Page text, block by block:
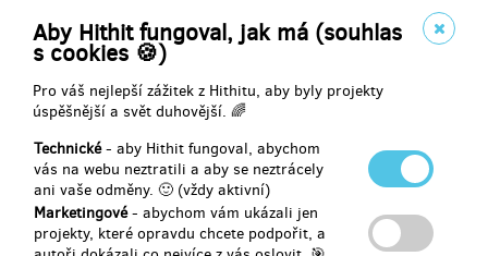
Aby Hithit fungoval, jak má (souhlas
s cookies 🍪)
Pro váš nejlepší zážitek z Hithitu, aby byly projekty
úspěšnější a svět duhovější. 🌈
Technické- aby Hithit fungoval, abychom
vás na webu neztratili a aby se neztrácely
ani vaše odměny. 🙂 (vždy aktivní)
Marketingové- abychom vám ukázali jen
projekty, které opravdu chcete podpořit, a
Kvalitní karamel obohacený o špetku soli.
Kombinace, která si pohraje s vašimi chuťovými pohárky.
A pošlu vám rovnou3 balení (3x55g).
Do poznámky napiště, na kterém výdejním místě byste si chtěli
zásilku vyzvednout:
Praha
Brno
Olomouc
České Budějovice